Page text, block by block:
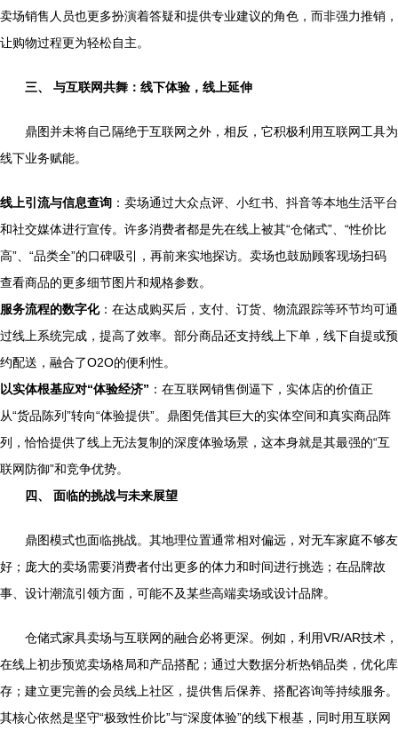
卖场销售人员也更多扮演着答疑和提供专业建议的角色，而非强力推销，
让购物过程更为轻松自主。
三、 与互联网共舞：线下体验，线上延伸
鼎图并未将自己隔绝于互联网之外，相反，它积极利用互联网工具为
线下业务赋能。
线上引流与信息查询 ：卖场通过大众点评、小红书、抖音等本地生活平台
和社交媒体进行宣传。许多消费者都是先在线上被其“仓储式”、“性价比
高”、“品类全”的口碑吸引，再前来实地探访。卖场也鼓励顾客现场扫码
查看商品的更多细节图片和规格参数。
服务流程的数字化：在达成购买后，支付、订货、物流跟踪等环节均可通
过线上系统完成，提高了效率。部分商品还支持线上下单，线下自提或预
约配送，融合了O2O的便利性。
以实体根基应对“体验经济” ：在互联网销售倒逼下，实体店的价值正
从“货品陈列”转向“体验提供”。鼎图凭借其巨大的实体空间和真实商品阵
列，恰恰提供了线上无法复制的深度体验场景，这本身就是其最强的“互
联网防御”和竞争优势。
四、 面临的挑战与未来展望
鼎图模式也面临挑战。其地理位置通常相对偏远，对无车家庭不够友
好；庞大的卖场需要消费者付出更多的体力和时间进行挑选；在品牌故
事、设计潮流引领方面，可能不及某些高端卖场或设计品牌。
仓储式家具卖场与互联网的融合必将更深。例如，利用VR/AR技术，
在线上初步预览卖场格局和产品搭配；通过大数据分析热销品类，优化库
存；建立更完善的会员线上社区，提供售后保养、搭配咨询等持续服务。
其核心依然是坚守“极致性价比”与“深度体验”的线下根基，同时用互联网